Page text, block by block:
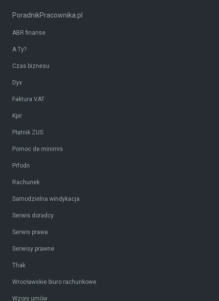
PoradnikPracownika.pl
ABR finanse
A Ty?
Czas biznesu
Dyx
Faktura VAT
Kpir
Płatnik ZUS
Pomoc de minimis
Prfodn
Rachunek
Samodzielna windykacja
Serwis doradcy
Serwis prawa
Serwisy prawne
Thak
Wrocławskie biuro rachunkowe
Wzory umów